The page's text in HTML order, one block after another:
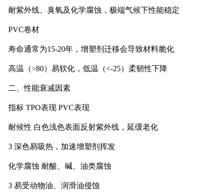
耐紫外线、臭氧及化学腐蚀，极端气候下性能稳定
‌PVC卷材‌
寿命通常为15-20年，增塑剂迁移会导致材料脆化
高温（>80）易软化，低温（<-25）柔韧性下降
二、性能衰减因素
指标 TPO表现 PVC表现
‌耐候性‌ 白色浅色表面反射紫外线，延缓老化
3 深色易吸热，加速增塑剂挥发
‌化学腐蚀‌ 耐酸、碱、油类腐蚀
3 易受动物油、润滑油侵蚀